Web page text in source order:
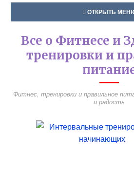
ОТКРЫТЬ
Все о Фитнесе и
тренировки и
Фитнес, тренировки и правильное
и радость